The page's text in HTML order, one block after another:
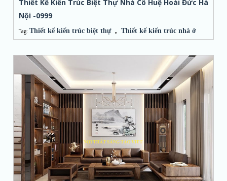
Thiết Kế Kiến Trúc Biệt Thự Nhà Cô Huệ Hoài Đức Hà
Nội -0999
Tag: Thiết kế kiến trúc biệt thự , Thiết kế kiến trúc nhà ở